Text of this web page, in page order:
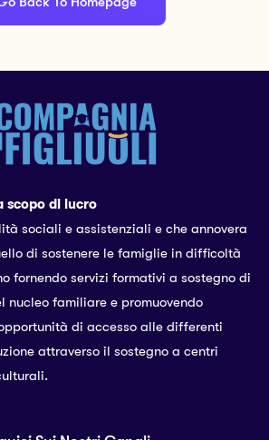
scopo di lucro
sociali e assistenziali e che annovera
di sostenere le famiglie in difficoltà
fornendo servizi formativi a sostegno di
nucleo familiare e promuovendo
di accesso alle differenti
attraverso il sostegno a centri